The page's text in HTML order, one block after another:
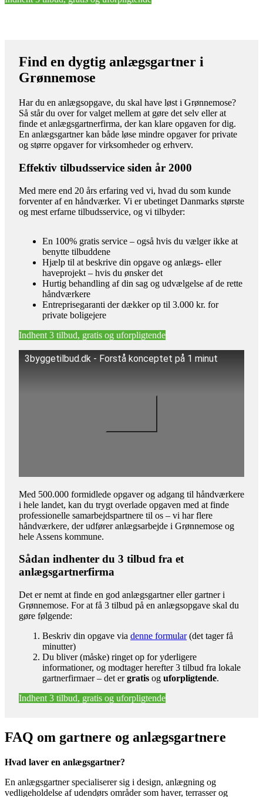
Find en dygtig anlægsgartner i
Grønnemose
Har du en anlægsopgave, du skal have løst i Grønnemose?
Så står du over for valget mellem at gøre det selv eller at
finde et anlægsgartnerfirma, der kan klare opgaven for dig.
En anlægsgartner kan både løse mindre opgaver for private
og større opgaver for virksomheder og erhverv.
Effektiv tilbudsservice siden år 2000
Med mere end 20 års erfaring ved vi, hvad du som kunde
forventer af en håndværker. Vi er ubetinget Danmarks største
og mest erfarne tilbudsservice, og vi tilbyder:
En 100% gratis service – også hvis du vælger ikke at
benytte tilbuddene
Hjælp til at beskrive din opgave og anlægs- eller
haveprojekt – hvis du ønsker det
Hurtig behandling af din sag og udvælgelse af de rette
håndværkere
Entreprisegaranti der dækker op til 3.000 kr. for
private boligejere
Indhent 3 tilbud, gratis og uforpligtende
3byggetilbud.dk - Forstå konceptet på 1 minut
Med 500.000 formidlede opgaver og adgang til håndværkere
i hele landet, kan du trygt overlade opgaven med at finde
professionelle samarbejdspartnere til os – vi har flere
håndværkere, der udfører anlægsarbejde i Grønnemose og
hele Assens kommune.
Sådan indhenter du 3 tilbud fra et
anlægsgartnerfirma
Det er nemt at finde en god anlægsgartner eller gartner i
Grønnemose. For at få 3 tilbud på en anlægsopgave skal du
gøre følgende:
Beskriv din opgave via denne formular(det tager få
minutter)
Du bliver (måske) ringet op for yderligere
informationer, og modtager herefter 3 tilbud fra lokale
gartnerfirmaer – det ergratis og uforpligtende.
Indhent 3 tilbud, gratis og uforpligtende
FAQ om gartnere og anlægsgartnere
Hvad laver en anlægsgartner?
En anlægsgartner specialiserer sig i design, anlægning og
vedligeholdelse af udendørs områder som haver, terrasser og